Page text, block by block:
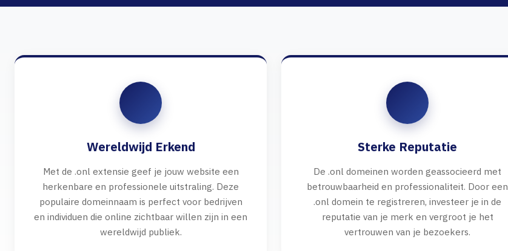
Wereldwijd Erkend
Met de .onl extensie geef je jouw website een
herkenbare en professionele uitstraling. Deze
populaire domeinnaam is perfect voor bedrijven
en individuen die online zichtbaar willen zijn in een
wereldwijd publiek.
Sterke Reputatie
De .onl domeinen worden geassocieerd met
betrouwbaarheid en professionaliteit. Door een
.onl domein te registreren, investeer je in de
reputatie van je merk en vergroot je het
vertrouwen van je bezoekers.